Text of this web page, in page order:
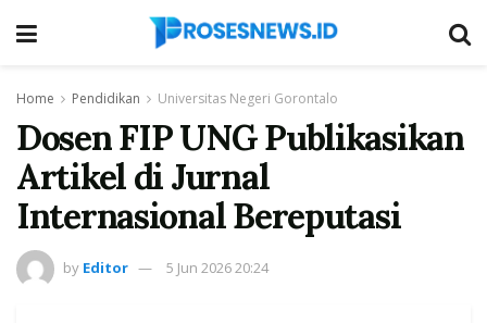
Home Pendidikan Universitas Negeri Gorontalo
Dosen FIP UNG Publikasikan
Artikel di Jurnal
Internasional Bereputasi
by Editor 5 Jun 2026 20:24